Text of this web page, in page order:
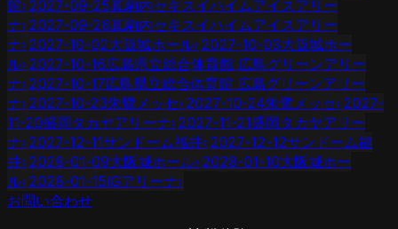
館› 2027-09-25真駒内セキスイハイムアイスアリー
ナ› 2027-09-26真駒内セキスイハイムアイスアリー
ナ› 2027-10-02大阪城ホール› 2027-10-03大阪城ホー
ル› 2027-10-16広島県立総合体育館 広島グリーンアリー
ナ› 2027-10-17広島県立総合体育館 広島グリーンアリー
ナ› 2027-10-23朱鷺メッセ› 2027-10-24朱鷺メッセ› 2027-
11-20盛岡タカヤアリーナ› 2027-11-21盛岡タカヤアリー
ナ› 2027-12-11サンドーム福井› 2027-12-12サンドーム福
井› 2028-01-09大阪城ホール› 2028-01-10大阪城ホー
ル› 2028-01-15IGアリーナ›
お問い合わせ